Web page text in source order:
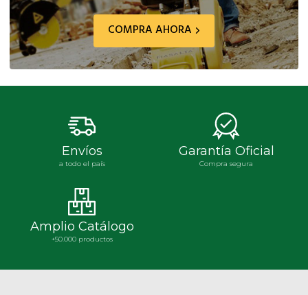
COMPRA AHORA
Envíos
a todo el país
Garantía Oficial
Compra segura
Amplio Catálogo
+50.000 productos